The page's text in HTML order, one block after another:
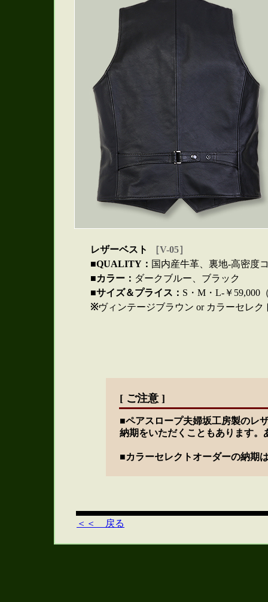
レザーベスト
［V-05］
■QUALITY： 国内産牛革、裏地-高密度
■カラー： ダークブルー、ブラック
■サイズ＆プライス： S・M・L-￥59,000
※ヴィンテージブラウン or カラーセレ
[ ご注意 ]
■ペアスロープ夫婦坂工房製のレ
納期をいただくこともあります。
■カラーセレクトオーダーの納期
＜＜ 戻る